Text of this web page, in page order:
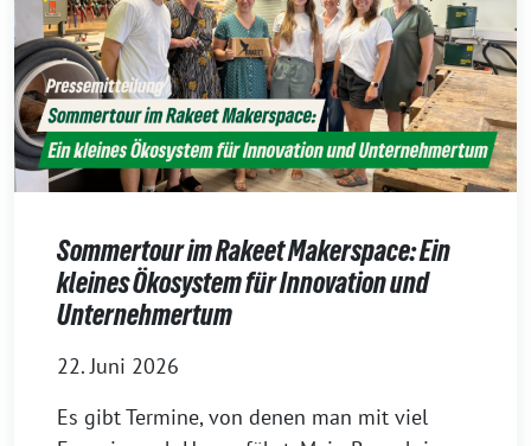
Sommertour im Rakeet Makerspace: Ein
kleines Ökosystem für Innovation und
Unternehmertum
22. Juni 2026
Es gibt Termine, von denen man mit viel